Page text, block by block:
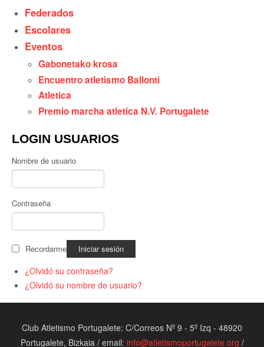
Federados
Escolares
Eventos
Gabonetako krosa
Encuentro atletismo Ballonti
Atletica
Premio marcha atletica N.V. Portugalete
LOGIN USUARIOS
Nombre de usuario
Contraseña
Recordarme
¿Olvidó su contraseña?
¿Olvidó su nombre de usuario?
Club Atletismo Portugalete: C/Correos Nº 9 - 5º Izq - 48920
Portugalete, Bizkaia / email: info@atletismoportugalete.org /